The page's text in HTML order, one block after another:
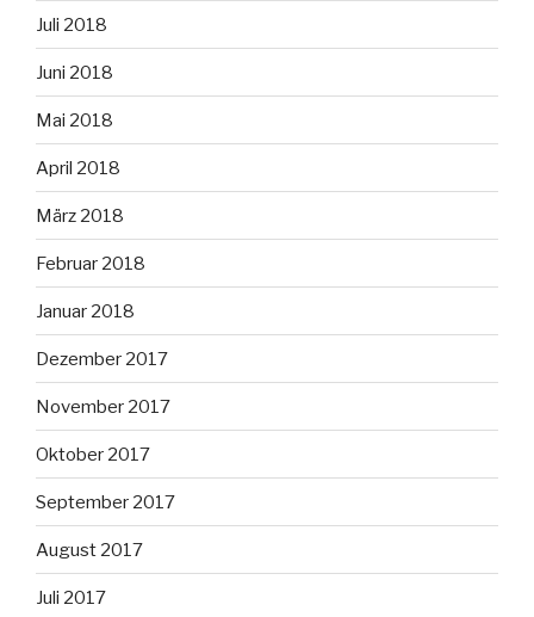
Juli 2018
Juni 2018
Mai 2018
April 2018
März 2018
Februar 2018
Januar 2018
Dezember 2017
November 2017
Oktober 2017
September 2017
August 2017
Juli 2017